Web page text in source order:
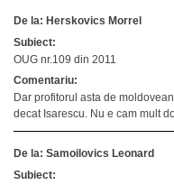
De la: Herskovics Morrel
Subiect:
OUG nr.109 din 2011
Comentariu:
Dar profitorul asta de
decat Isarescu. Nu e cam mult
De la: Samoilovics Leonard
Subiect: